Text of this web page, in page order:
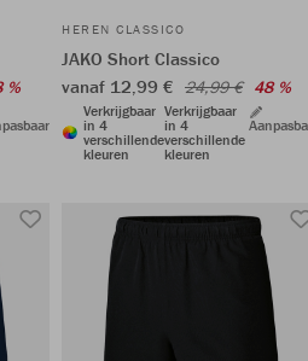
%
HEREN CLASSICO
JAKO Short Classico
vanaf 12,99 € 24,99 € 48 %
Verkrijgbaar
in 4
verschillende
kleuren
Verkrijgbaar
in 4
verschillende
kleuren